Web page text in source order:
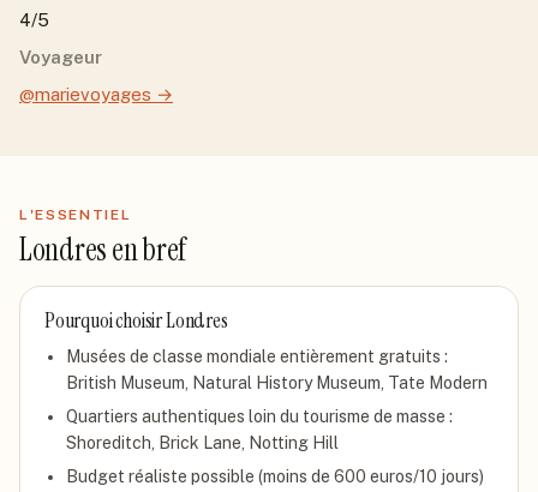
4/5
Voyageur
@marievoyages →
L'ESSENTIEL
Londresen bref
Pourquoi choisirLondres
Musées de classe mondiale entièrement gratuits :
British Museum, Natural History Museum, Tate Modern
Quartiers authentiques loin du tourisme de masse :
Shoreditch, Brick Lane, Notting Hill
Budget réaliste possible (moins de 600 euros/10 jours)